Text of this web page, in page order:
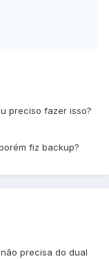
preciso fazer isso?
fiz backup?
precisa do dual